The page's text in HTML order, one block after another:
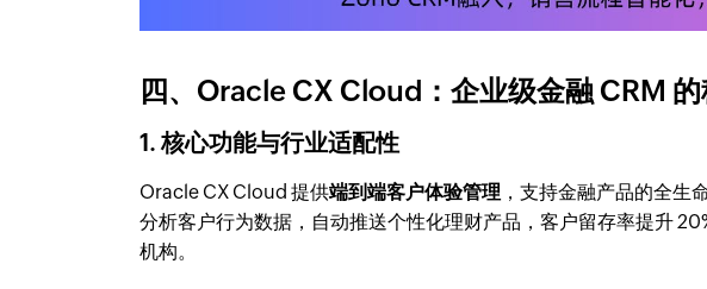
四、Oracle CX Cloud：企业级金融 CRM
1. 核心功能与行业适配性
Oracle CX Cloud 提供端到端客户体验管理 ，支持金融产品的全生
分析客户行为数据，自动推送个性化理财产品，客户留存率提升
机构。